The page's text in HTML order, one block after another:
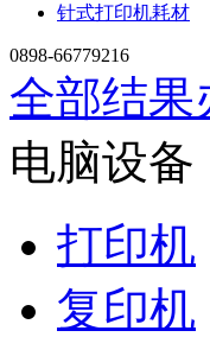
针式打印机耗材
0898-66779216
全部结果
电脑设备
打印机
复印机